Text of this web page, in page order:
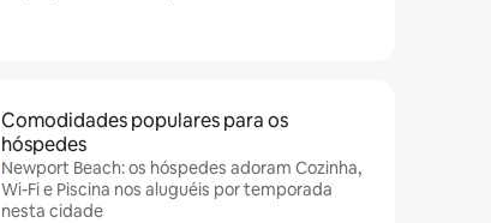
Comodidades populares para os
hóspedes
Newport Beach: os hóspedes adoram Cozinha,
Wi-Fi e Piscina nos aluguéis por temporada
nesta cidade